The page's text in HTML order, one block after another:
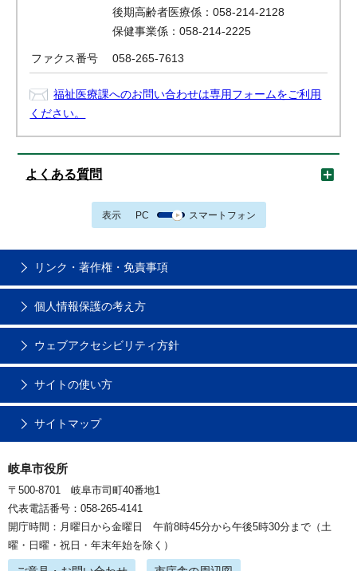
後期高齢者医療係：058-214-2128
保健事業係：058-214-2225
ファクス番号 058-265-7613
福祉医療課へのお問い合わせは専用フォームをご利用
ください。
よくある質問
表示 PC スマートフォン
リンク・著作権・免責事項
個人情報保護の考え方
ウェブアクセシビリティ方針
サイトの使い方
サイトマップ
岐阜市役所
〒500-8701 岐阜市司町40番地1
代表電話番号：058-265-4141
開庁時間：月曜日から金曜日 午前8時45分から午後5時30分まで（土
曜・日曜・祝日・年末年始を除く）